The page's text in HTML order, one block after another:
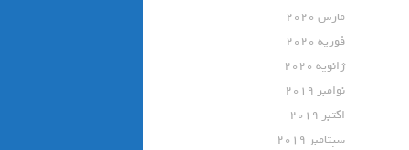
مارس 2020
فوریه 2020
ژانویه 2020
نوامبر 2019
اکتبر 2019
سپتامبر 2019